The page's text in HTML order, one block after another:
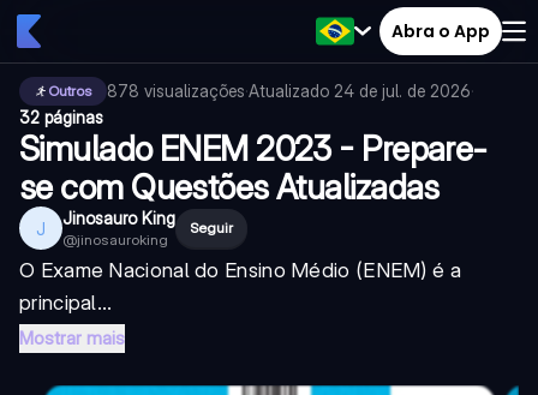
Abra o App
Outros 878 visualizações·Atualizado 24 de jul. de 2026·
32 páginas
Simulado ENEM 2023 - Prepare-
se com Questões Atualizadas
J Jinosauro King
@jinosauroking
Seguir
O Exame Nacional do Ensino Médio (ENEM) é a
principal...
Mostrar mais